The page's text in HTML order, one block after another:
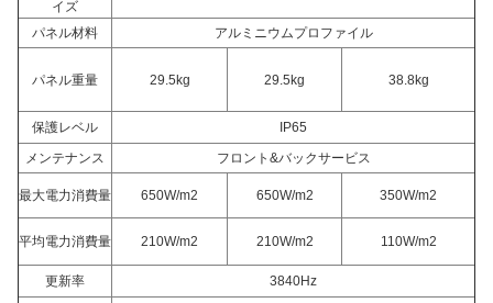
イズ
パネル材料 アルミニウムプロファイル
パネル重量 29.5kg 29.5kg 38.8kg
保護レベル
IP65
メンテナンス
フロント&バックサービス
最大電力消費量 650W/m2 650W/m2 350W/m2
平均電力消費量 210W/m2 210W/m2 110W/m2
更新率
3840Hz